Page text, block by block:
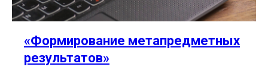
«Формирование метапредметных
результатов»